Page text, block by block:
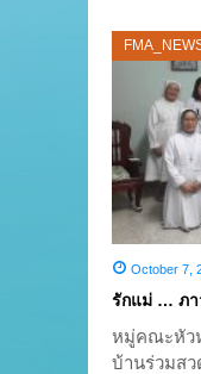
October 7,
รักแม่ … ภา
หมู่คณะหัว
บ้านร่วมสว